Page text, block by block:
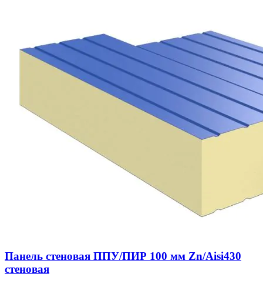
Панель стеновая ППУ/ПИР 100 мм Zn/Aisi430
стеновая